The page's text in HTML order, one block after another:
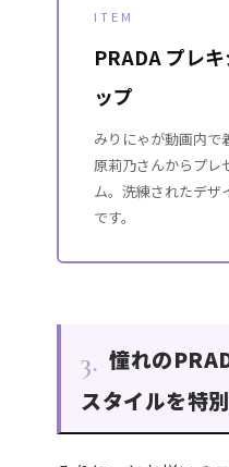
ITEM
PRADA プレ
ップ
みりにゃが動画内で
原莉乃さんからプレ
ム。洗練されたデザ
です。
3. 憧れの
スタイルを特